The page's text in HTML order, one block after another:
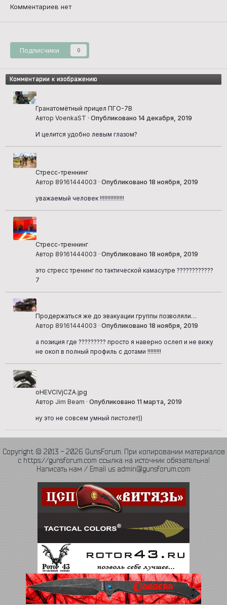
Комментариев нет
Подписчики 0
Комментарии к изображению
Гранатомётный прицел ПГО-7В
Автор VoenkaST · Опубликовано 14 декабря, 2019
И целится удобно левым глазом?
Стресс-треннинг
Автор 89161444003 · Опубликовано 18 ноября, 2019
уважаемый человек !!!!!!!!!!!!!!!!
Стресс-треннинг
Автор 89161444003 · Опубликовано 18 ноября, 2019
это стресс тренинг по тактической камасутре ????????????
7
Продержаться же до эвакуации группы позволяли
грамотно выбранные огневые позиции
Автор 89161444003 · Опубликовано 18 ноября, 2019
а позиция где ????????? просто я наверно ослеп и не вижу
не окоп в полный профиль с дотами !!!!!!!!!
oHEVCIVjCZA.jpg
Автор Jim Beam · Опубликовано 11 марта, 2019
ну это не совсем умный пистолет))
Copyright © 2013 - 2026 GunsForum. При копировании материалов
с https://gunsforum.com ссылка на источник обязательна!
Написать нам / Email us admin@gunsforum.com